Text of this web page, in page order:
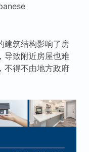
建筑结构影响了房
导致附近房屋也难
不得不由地方政府